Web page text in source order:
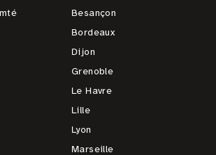
Besançon
Bordeaux
Dijon
Grenoble
Le Havre
Lille
Lyon
Marseille